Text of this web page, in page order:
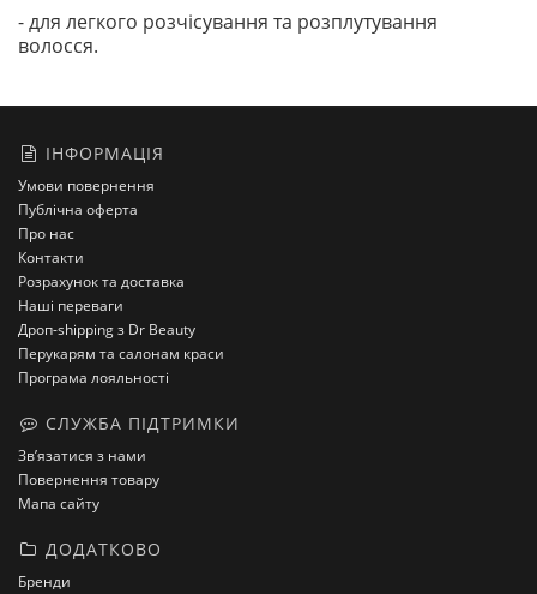
- для легкого розчісування та розплутування
волосся.
ІНФОРМАЦІЯ
Умови повернення
Публічна оферта
Про нас
Контакти
Розрахунок та доставка
Наші переваги
Дроп-shipping з Dr Beauty
Перукарям та салонам краси
Програма лояльності
СЛУЖБА ПІДТРИМКИ
Зв’язатися з нами
Повернення товару
Мапа сайту
ДОДАТКОВО
Бренди